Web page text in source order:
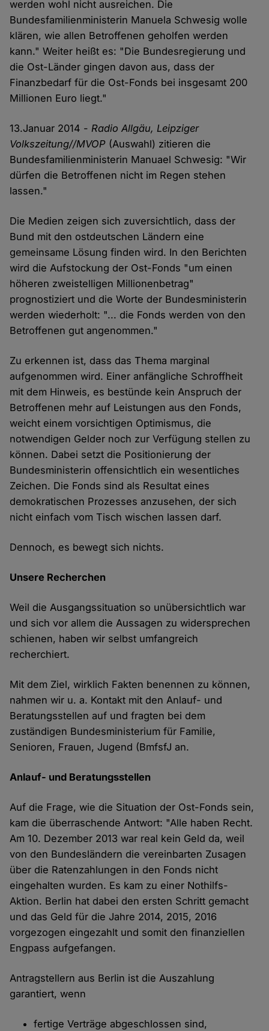
werden wohl nicht ausreichen. Die
Bundesfamilienministerin Manuela Schwesig wolle
klären, wie allen Betroffenen geholfen werden
kann." Weiter heißt es: "Die Bundesregierung und
die Ost-Länder gingen davon aus, dass der
Finanzbedarf für die Ost-Fonds bei insgesamt 200
Millionen Euro liegt."
13.Januar 2014 -Radio Allgäu, Leipziger
Volkszeitung//MVOP (Auswahl) zitieren die
Bundesfamilienministerin Manuael Schwesig: "Wir
dürfen die Betroffenen nicht im Regen stehen
lassen."
Die Medien zeigen sich zuversichtlich, dass der
Bund mit den ostdeutschen Ländern eine
gemeinsame Lösung finden wird. In den Berichten
wird die Aufstockung der Ost-Fonds "um einen
höheren zweistelligen Millionenbetrag"
prognostiziert und die Worte der Bundesministerin
werden wiederholt: "... die Fonds werden von den
Betroffenen gut angenommen."
Zu erkennen ist, dass das Thema marginal
aufgenommen wird. Einer anfängliche Schroffheit
mit dem Hinweis, es bestünde kein Anspruch der
Betroffenen mehr auf Leistungen aus den Fonds,
weicht einem vorsichtigen Optimismus, die
notwendigen Gelder noch zur Verfügung stellen zu
können. Dabei setzt die Positionierung der
Bundesministerin offensichtlich ein wesentliches
Zeichen. Die Fonds sind als Resultat eines
demokratischen Prozesses anzusehen, der sich
nicht einfach vom Tisch wischen lassen darf.
Dennoch, es bewegt sich nichts.
Unsere Recherchen
Weil die Ausgangssituation so unübersichtlich war
und sich vor allem die Aussagen zu widersprechen
schienen, haben wir selbst umfangreich
recherchiert.
Mit dem Ziel, wirklich Fakten benennen zu können,
nahmen wir u. a. Kontakt mit den Anlauf- und
Beratungsstellen auf und fragten bei dem
zuständigen Bundesministerium für Familie,
Senioren, Frauen, Jugend (BmfsfJ an.
Anlauf- und Beratungsstellen
Auf die Frage, wie die Situation der Ost-Fonds sein,
kam die überraschende Antwort: "Alle haben Recht.
Am 10. Dezember 2013 war real kein Geld da, weil
von den Bundesländern die vereinbarten Zusagen
über die Ratenzahlungen in den Fonds nicht
eingehalten wurden. Es kam zu einer Nothilfs-
Aktion. Berlin hat dabei den ersten Schritt gemacht
und das Geld für die Jahre 2014, 2015, 2016
vorgezogen eingezahlt und somit den finanziellen
Engpass aufgefangen.
Antragstellern aus Berlin ist die Auszahlung
garantiert, wenn
fertige Verträge abgeschlossen sind,